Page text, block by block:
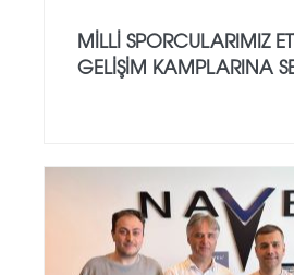
MILLI SPORCULARIMIZ
GELIŞIM KAMPLARINA